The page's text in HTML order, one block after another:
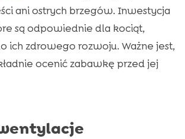
ani ostrych brzegów. Inwestycja
są odpowiednie dla kociąt,
ich zdrowego rozwoju. Ważne jest,
ocenić zabawkę przed jej